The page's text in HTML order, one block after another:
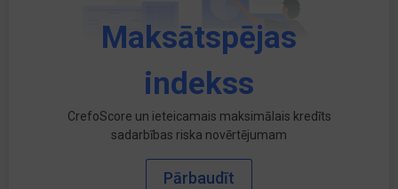
Maksātspējas
indekss
CrefoScore un ieteicamais maksimālais kredīts
sadarbības riska novērtējumam
Pārbaudīt